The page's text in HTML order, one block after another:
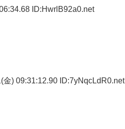
ID:HwrlB92a0.net
金) 09:31:12.90 ID:7yNqcLdR0.net